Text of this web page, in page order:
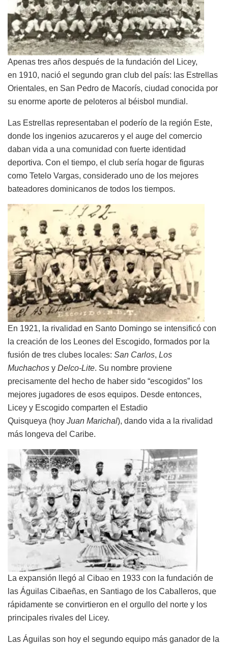
Apenas tres años después de la fundación del Licey,
en 1910, nació el segundo gran club del país: las Estrellas
Orientales, en San Pedro de Macorís, ciudad conocida por
su enorme aporte de peloteros al béisbol mundial.
Las Estrellas representaban el poderío de la región Este,
donde los ingenios azucareros y el auge del comercio
daban vida a una comunidad con fuerte identidad
deportiva. Con el tiempo, el club sería hogar de figuras
como Tetelo Vargas, considerado uno de los mejores
bateadores dominicanos de todos los tiempos.
En 1921, la rivalidad en Santo Domingo se intensificó con
la creación de los Leones del Escogido, formados por la
fusión de tres clubes locales: San Carlos, Los
Muchachos y Delco-Lite. Su nombre proviene
precisamente del hecho de haber sido “escogidos” los
mejores jugadores de esos equipos. Desde entonces,
Licey y Escogido comparten el Estadio
Quisqueya (hoy Juan Marichal), dando vida a la rivalidad
más longeva del Caribe.
La expansión llegó al Cibao en 1933 con la fundación de
las Águilas Cibaeñas, en Santiago de los Caballeros, que
rápidamente se convirtieron en el orgullo del norte y los
principales rivales del Licey.
Las Águilas son hoy el segundo equipo más ganador de la